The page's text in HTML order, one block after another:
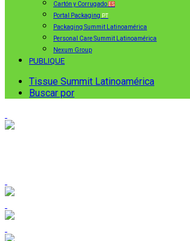
Cartón y Corrugado ES
Portal Packaging PT
Packaging Summit Latinoamérica
Personal Care Summit Latinoamérica
Nexum Group
PUBLIQUE
Tissue Summit Latinoamérica
Buscar por